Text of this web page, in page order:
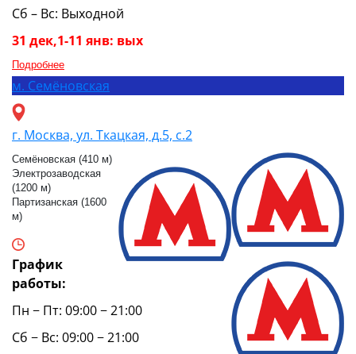
Сб – Вс: Выходной
31 дек,1-11 янв: вых
Подробнее
м. Семёновская
г. Москва, ул. Ткацкая, д.5, с.2
Семёновская (410 м)
Электрозаводская
(1200 м)
Партизанская (1600
м)
График
работы:
Пн − Пт: 09:00 − 21:00
Сб − Вс: 09:00 − 21:00